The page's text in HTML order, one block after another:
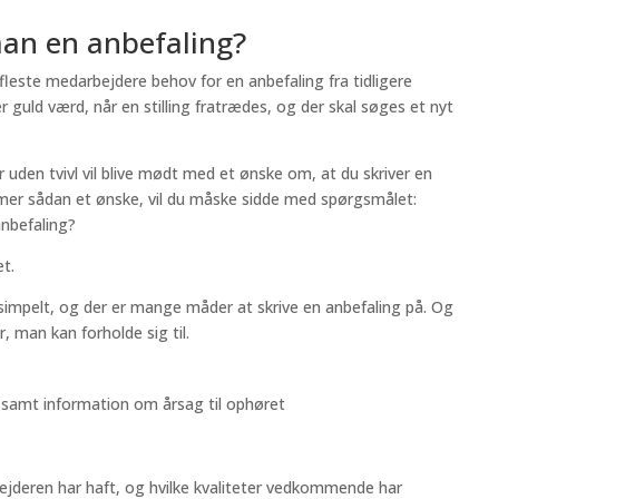
en anbefaling?
medarbejdere behov for en anbefaling fra tidligere
guld værd, når en stilling fratrædes, og der skal søges et nyt
tvivl vil blive mødt med et ønske om, at du skriver en
sådan et ønske, vil du måske sidde med spørgsmålet:
og der er mange måder at skrive en anbefaling på. Og
man kan forholde sig til.
information om årsag til ophøret
har haft, og hvilke kvaliteter vedkommende har